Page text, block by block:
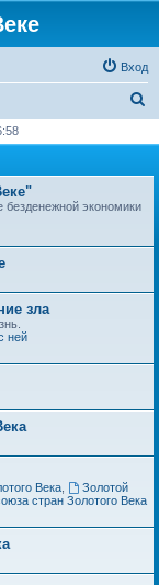
Вход
с
экономики
зла
ней
Века,
Золотой
стран Золотого Века